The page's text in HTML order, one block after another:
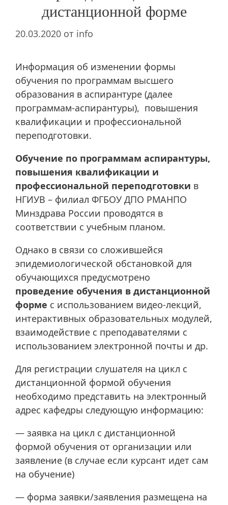
дистанционной форме
20.03.2020 от info
Информация об изменении формы
обучения по программам высшего
образования в аспирантуре (далее
программам-аспирантуры), повышения
квалификации и профессиональной
переподготовки.
Обучение по программам аспирантуры,
повышения квалификации и
профессиональной переподготовки в
НГИУВ – филиал ФГБОУ ДПО РМАНПО
Минздрава России проводятся в
соответствии с учебным планом.
Однако в связи со сложившейся
эпидемиологической обстановкой для
обучающихся предусмотрено
проведение обучения в дистанционной
форме с использованием видео-лекций,
интерактивных образовательных модулей,
взаимодействие с преподавателями с
использованием электронной почты и др.
Для регистрации слушателя на цикл с
дистанционной формой обучения
необходимо представить на электронный
адрес кафедры следующую информацию:
— заявка на цикл с дистанционной
формой обучения от организации или
заявление (в случае если курсант идет сам
на обучение)
— форма заявки/заявления размещена на